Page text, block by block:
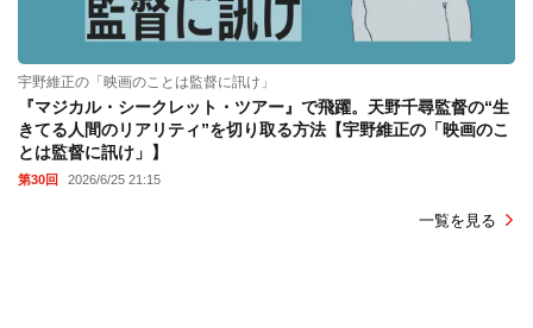
宇野維正の「映画のことは監督に訊け」
『マジカル・シークレット・ツアー』で飛躍。天野千尋監督の“生
きてる人間のリアリティ”を切り取る方法【宇野維正の「映画のこ
とは監督に訊け」】
第30回 2026/6/25 21:15
一覧を見る